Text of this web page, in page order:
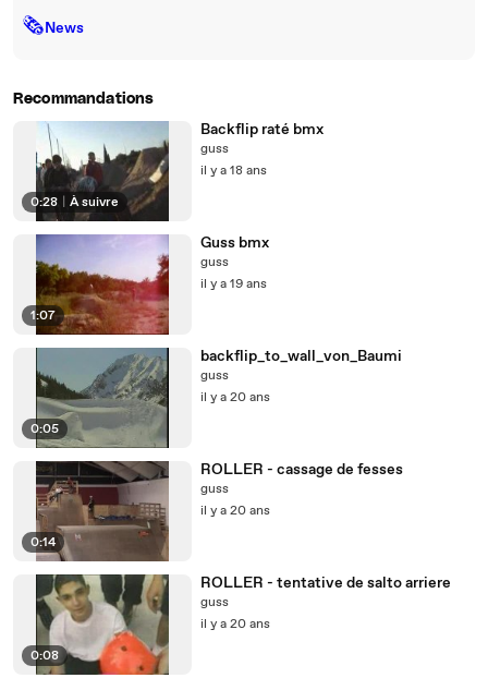
🗞News
Recommandations
0:28 À suivre
Backflip raté bmx
guss
il y a 18 ans
1:07
Guss bmx
guss
il y a 19 ans
0:05
backflip_to_wall_von_Baumi
guss
il y a 20 ans
0:14
ROLLER - cassage de fesses
guss
il y a 20 ans
0:08
ROLLER - tentative de salto arriere
guss
il y a 20 ans